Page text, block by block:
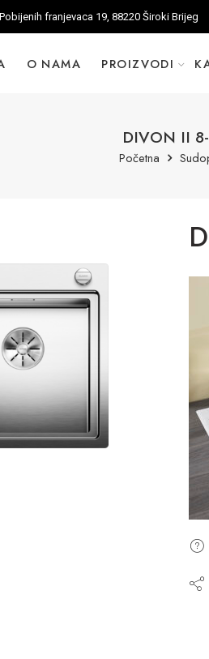
Pobijenih franjevaca 19, 88220 Široki Brijeg
O NAMA PROIZVODI
DIVON II
Početna